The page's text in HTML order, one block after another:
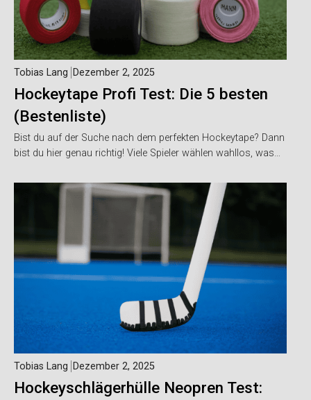
Hockeytape Profi Test: Die 5 besten
(Bestenliste)
Tobias Lang Dezember 2, 2025
Bist du auf der Suche nach dem perfekten Hockeytape? Dann
bist du hier genau richtig! Viele Spieler wählen wahllos, was…
Hockeyschlägerhülle Neopren Test:
Tobias Lang Dezember 2, 2025